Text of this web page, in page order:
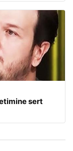
sert